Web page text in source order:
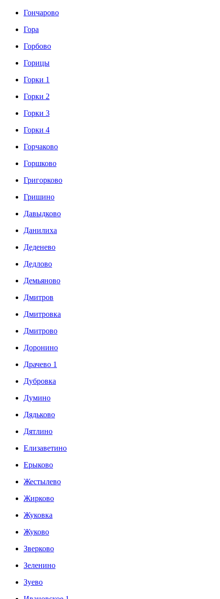
Гончарово
Гора
Горбово
Горицы
Горки 1
Горки 2
Горки 3
Горки 4
Горчаково
Горшково
Григорково
Гришино
Давыдково
Данилиха
Деденево
Дедлово
Демьяново
Дмитров
Дмитровка
Дмитрово
Доронино
Драчево 1
Дубровка
Думино
Дядьково
Дятлино
Елизаветино
Ерыково
Жестылево
Жирково
Жуковка
Жуково
Зверково
Зеленино
Зуево